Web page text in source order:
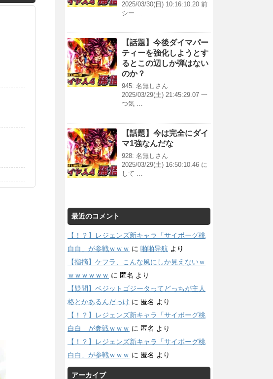
2025/03/30(日) 10:16:10.20 前
シー …
【話題】今後ダイマパー
ティーを強化しようとす
るとこの辺しか弾はない
のか？
945: 名無しさん
2025/03/29(土) 21:45:29.07 一
つ気 …
【話題】今は完全にダイ
マ1強なんだな
928: 名無しさん
2025/03/29(土) 16:50:10.46 に
して …
最近のコメント
【！？】レジェンズ新キャラ「サイボーグ桃
白白」が参戦ｗｗｗ に 啪啪导航 より
【指摘】ケフラ、こんな風にしか見えないｗ
ｗｗｗｗｗｗ に 匿名 より
【疑問】ベジットゴジータってどっちが主人
格とかあるんだっけ に 匿名 より
【！？】レジェンズ新キャラ「サイボーグ桃
白白」が参戦ｗｗｗ に 匿名 より
【！？】レジェンズ新キャラ「サイボーグ桃
白白」が参戦ｗｗｗ に 匿名 より
アーカイブ